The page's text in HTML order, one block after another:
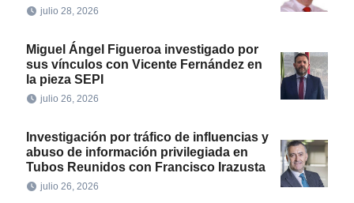
julio 28, 2026
Miguel Ángel Figueroa investigado por
sus vínculos con Vicente Fernández en
la pieza SEPI
julio 26, 2026
Investigación por tráfico de influencias y
abuso de información privilegiada en
Tubos Reunidos con Francisco Irazusta
julio 26, 2026